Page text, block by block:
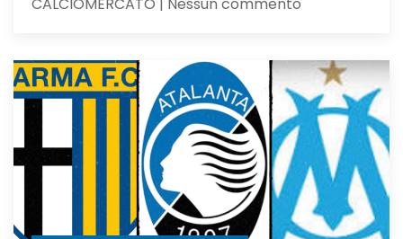
CALCIOMERCATO | Nessun commento
Asllani
dell’Inter
a
centrocampo